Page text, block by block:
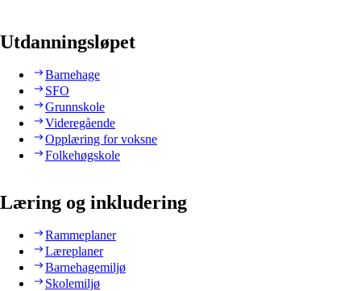
Utdanningsløpet
Barnehage
SFO
Grunnskole
Videregående
Opplæring for voksne
Folkehøgskole
Læring og inkludering
Rammeplaner
Læreplaner
Barnehagemiljø
Skolemiljø